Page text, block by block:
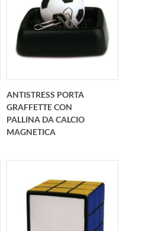
antistress palla rugby
personalizzato O 63
ANTISTRESS PORTA
GRAFFETTE CON
PALLINA DA CALCIO
MAGNETICA